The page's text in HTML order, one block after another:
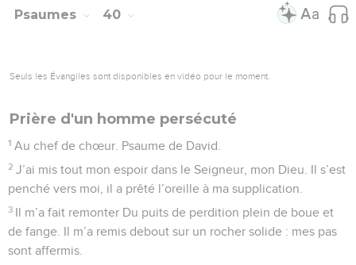
Psaumes 40
Seuls les Évangiles sont disponibles en vidéo pour le moment.
Prière d'un homme persécuté
1 Au chef de chœur. Psaume de David.
2 J’ai mis tout mon espoir dans le Seigneur, mon Dieu. Il s’est
penché vers moi, il a prêté l’oreille à ma supplication.
3 Il m’a fait remonter Du puits de perdition plein de boue et
de fange. Il m’a remis debout sur un rocher solide : mes pas
sont affermis.